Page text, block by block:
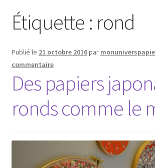
Étiquette : rond
Publié le 21 octobre 2016par
commentaire
Des papiers
ronds comme le